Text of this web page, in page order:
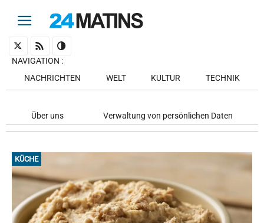
NAVIGATION :
NACHRICHTEN
WELT KULTUR TECHNIK
Über uns Verwaltung von persönlichen Daten
KÜCHE